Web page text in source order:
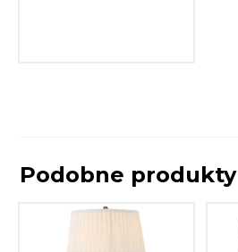
Podobne produkty